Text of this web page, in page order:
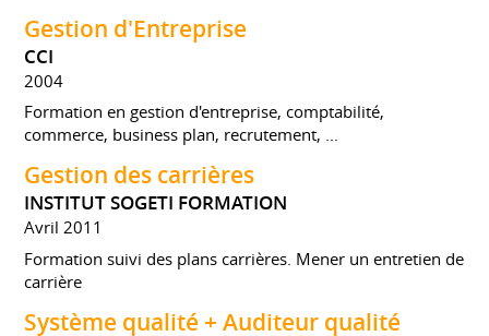
Gestion d'Entreprise
CCI
2004
Formation en gestion d'entreprise, comptabilité,
commerce, business plan, recrutement, ...
Gestion des carrières
INSTITUT SOGETI FORMATION
Avril 2011
Formation suivi des plans carrières. Mener un entretien de
carrière
Système qualité + Auditeur qualité